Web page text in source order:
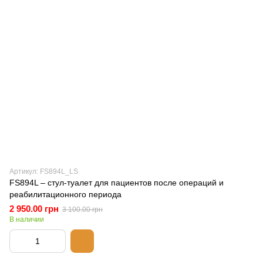
Артикул: FS894L_LS
FS894L – стул-туалет для пациентов после операций и
реабилитационного периода
2 950.00 грн 3 100.00 грн
В наличии